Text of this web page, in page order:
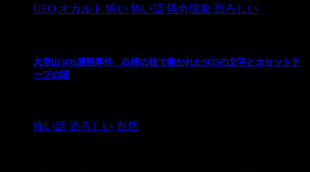
UFO オカルト 怖い 怖い話 怪奇現象 恐ろしい
大雪山SOS遭難事件 白樺の枝で書かれたSOSの文字とカセットテ
ープの謎
怖い話 恐ろしい 自然